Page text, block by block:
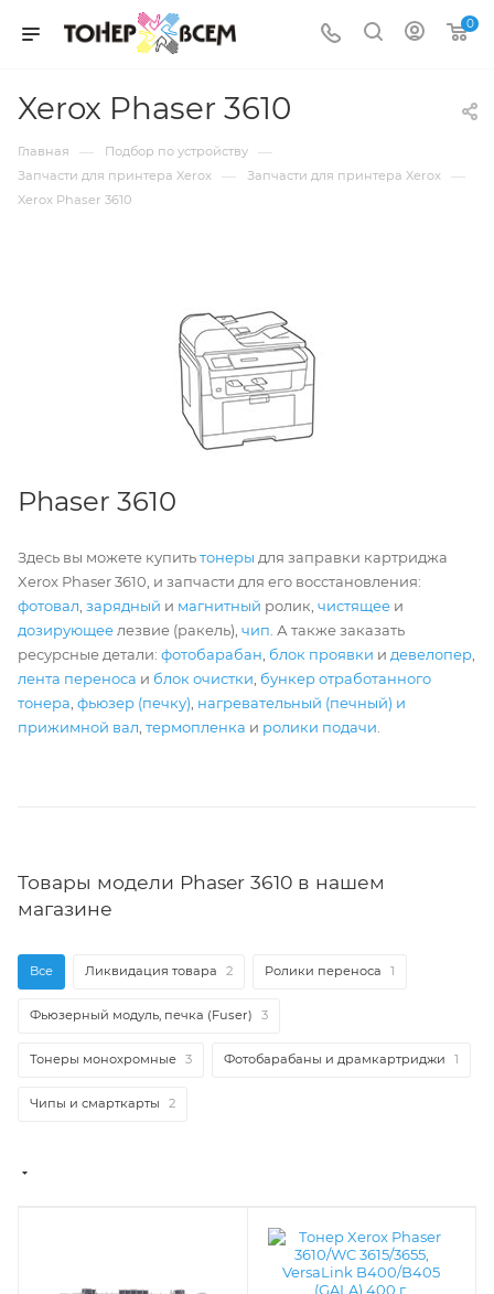
0
Xerox Phaser 3610
Главная — Подбор по устройству —
Запчасти для принтера Xerox — Запчасти для принтера Xerox —
Xerox Phaser 3610
Phaser 3610
Здесь вы можете купитьтонеры для заправки картриджа
Xerox Phaser 3610, и запчасти для его восстановления:
фотовал зарядный и магнитный ролик, чистящее и
дозирующее лезвие (ракель), чип . А также заказать
ресурсные детали: фотобарабан блок проявки и девелопер
лента переноса и блок очистки бункер отработанного
тонера фьюзер (печку) нагревательный (печный) и
прижимной вал термопленка и ролики подачи
Товары модели Phaser 3610 в нашем
магазине
Все Ликвидация товара 2 Ролики переноса 1
Фьюзерный модуль, печка (Fuser) 3
Тонеры монохромные 3 Фотобарабаны и драмкартриджи 1
Чипы и смарткарты 2